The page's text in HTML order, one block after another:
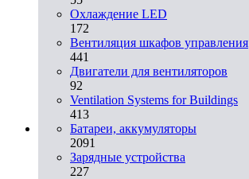
Охлаждение LED
172
Вентиляция шкафов управления
441
Двигатели для вентиляторов
92
Ventilation Systems for Buildings
413
Батареи, аккумуляторы
2091
Зарядные устройства
227